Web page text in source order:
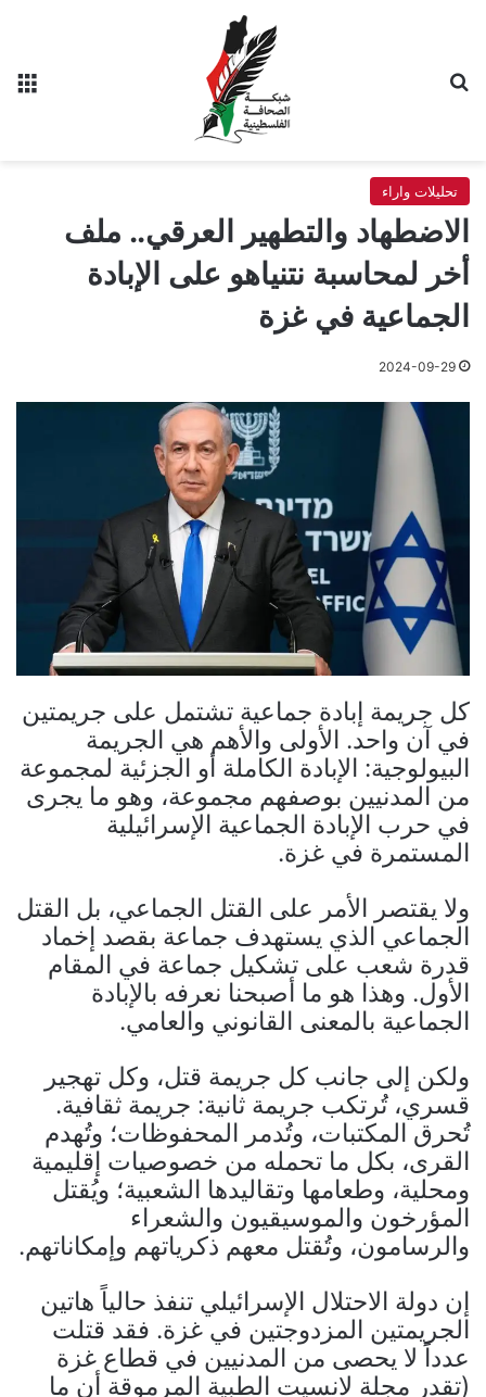
تحليلات واراء
الاضطهاد والتطهير العرقي.. ملف
أخر لمحاسبة نتنياهو على الإبادة
الجماعية في غزة
2024-09-29
كل جريمة إبادة جماعية تشتمل على جريمتين
في آن واحد. الأولى والأهم هي الجريمة
البيولوجية: الإبادة الكاملة أو الجزئية لمجموعة
من المدنيين بوصفهم مجموعة، وهو ما يجرى
في حرب الإبادة الجماعية الإسرائيلية
المستمرة في غزة.
ولا يقتصر الأمر على القتل الجماعي، بل القتل
الجماعي الذي يستهدف جماعة بقصد إخماد
قدرة شعب على تشكيل جماعة في المقام
الأول. وهذا هو ما أصبحنا نعرفه بالإبادة
الجماعية بالمعنى القانوني والعامي.
ولكن إلى جانب كل جريمة قتل، وكل تهجير
قسري، تُرتكب جريمة ثانية: جريمة ثقافية.
تُحرق المكتبات، وتُدمر المحفوظات؛ وتُهدم
القرى، بكل ما تحمله من خصوصيات إقليمية
ومحلية، وطعامها وتقاليدها الشعبية؛ ويُقتل
المؤرخون والموسيقيون والشعراء
والرسامون، وتُقتل معهم ذكرياتهم وإمكاناتهم.
إن دولة الاحتلال الإسرائيلي تنفذ حالياً هاتين
الجريمتين المزدوجتين في غزة. فقد قتلت
عدداً لا يحصى من المدنيين في قطاع غزة
(تقدر مجلة لانسيت الطبية المرموقة أن ما